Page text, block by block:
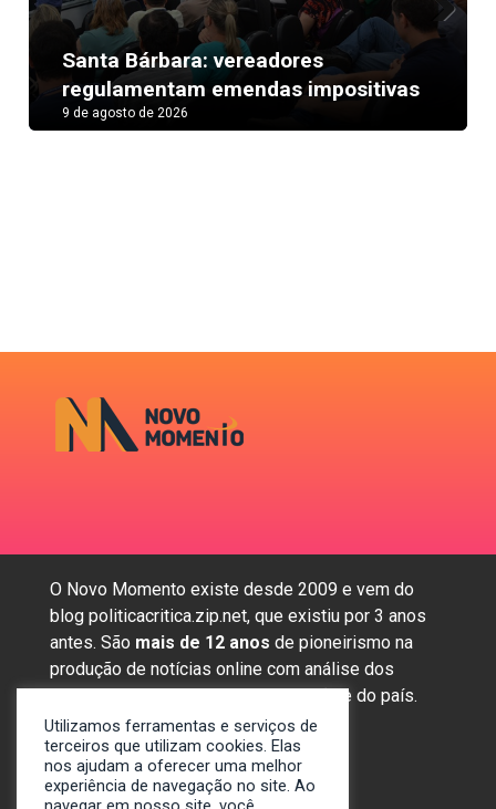
Santa Bárbara: vereadores
regulamentam emendas impositivas
9 de agosto de 2026
O Novo Momento existe desde 2009 e vem do
blog politicacritica.zip.net, que existiu por 3 anos
antes. São mais de 12 anos de pioneirismo na
produção de notícias online com análise dos
assuntos mais importantes da região e do país.
Sobre nós
Anunciar
Utilizamos ferramentas e serviços de
terceiros que utilizam cookies. Elas
nos ajudam a oferecer uma melhor
experiência de navegação no site. Ao